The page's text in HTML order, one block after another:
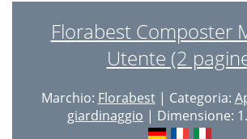
Florabest Composter
Utente (2
Marchio: Florabest| Categoria:
giardinaggio | Dimensione: